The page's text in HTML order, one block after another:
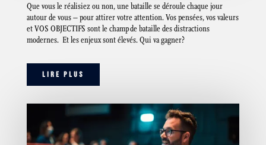
Que vous le réalisiez ou non, une bataille se déroule chaque jour
autour de vous – pour attirer votre attention. Vos pensées, vos valeurs
et VOS OBJECTIFS sont le champ de bataille des distractions
modernes. Et les enjeux sont élevés. Qui va gagner?
LIRE PLUS